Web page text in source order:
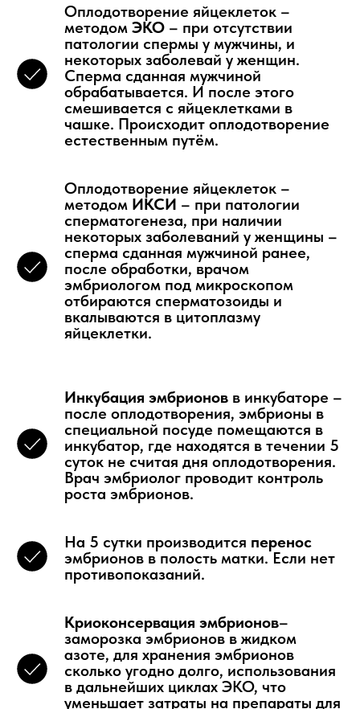
Оплодотворение яйцеклеток –
методом ЭКО – при отсутствии
патологии спермы у мужчины, и
некоторых заболевай у женщин.
Сперма сданная мужчиной
обрабатывается. И после этого
смешивается с яйцеклетками в
чашке. Происходит оплодотворение
естественным путём.
Оплодотворение яйцеклеток –
методом ИКСИ – при патологии
сперматогенеза, при наличии
некоторых заболеваний у женщины –
сперма сданная мужчиной ранее,
после обработки, врачом
эмбриологом под микроскопом
отбираются сперматозоиды и
вкалываются в цитоплазму
яйцеклетки.
Инкубация эмбрионов в инкубаторе –
после оплодотворения, эмбрионы в
специальной посуде помещаются в
инкубатор, где находятся в течении 5
суток не считая дня оплодотворения.
Врач эмбриолог проводит контроль
роста эмбрионов.
На 5 сутки производится перенос
эмбрионов в полость матки. Если нет
противопоказаний.
Криоконсервация эмбрионов–
заморозка эмбрионов в жидком
азоте, для хранения эмбрионов
сколько угодно долго, использования
в дальнейших циклах ЭКО, что
уменьшает затраты на препараты для